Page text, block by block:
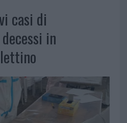
casi di
in